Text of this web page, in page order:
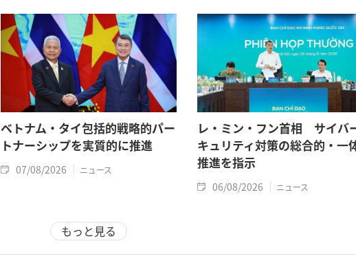
ベトナム・タイ包括的戦略的パー
トナーシップを実質的に推進
07/08/2026 ニュース
レ・ミン・フン首相 サイバ
キュリティ対策の総合的・一
推進を指示
06/08/2026 ニュース
もっと見る